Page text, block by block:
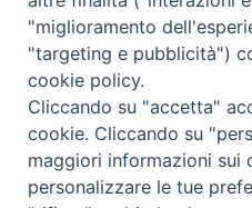
CONTATTI:
LUCERA: Piazza Duomo, 13 -
Vescovo: tel/fax 0881/522244 -
vescovo@diocesiluceratroia.it
: Piazza Episcopio -
"miglioramento
"targeting e pubblicità")
cookie policy.
Cliccando su "accetta"
cookie. Cliccando su
maggiori informazioni sui
personalizzare le tue